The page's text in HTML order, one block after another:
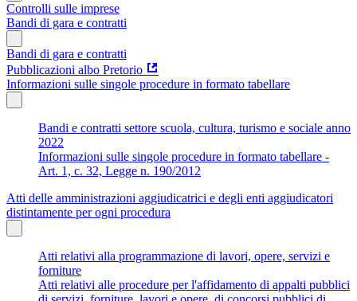
Controlli sulle imprese
Bandi di gara e contratti
Bandi di gara e contratti
Pubblicazioni albo Pretorio
Informazioni sulle singole procedure in formato tabellare
Bandi e contratti settore scuola, cultura, turismo e sociale anno
2022
Informazioni sulle singole procedure in formato tabellare -
Art. 1, c. 32, Legge n. 190/2012
Atti delle amministrazioni aggiudicatrici e degli enti aggiudicatori
distintamente per ogni procedura
Atti relativi alla programmazione di lavori, opere, servizi e
forniture
Atti relativi alle procedure per l'affidamento di appalti pubblici